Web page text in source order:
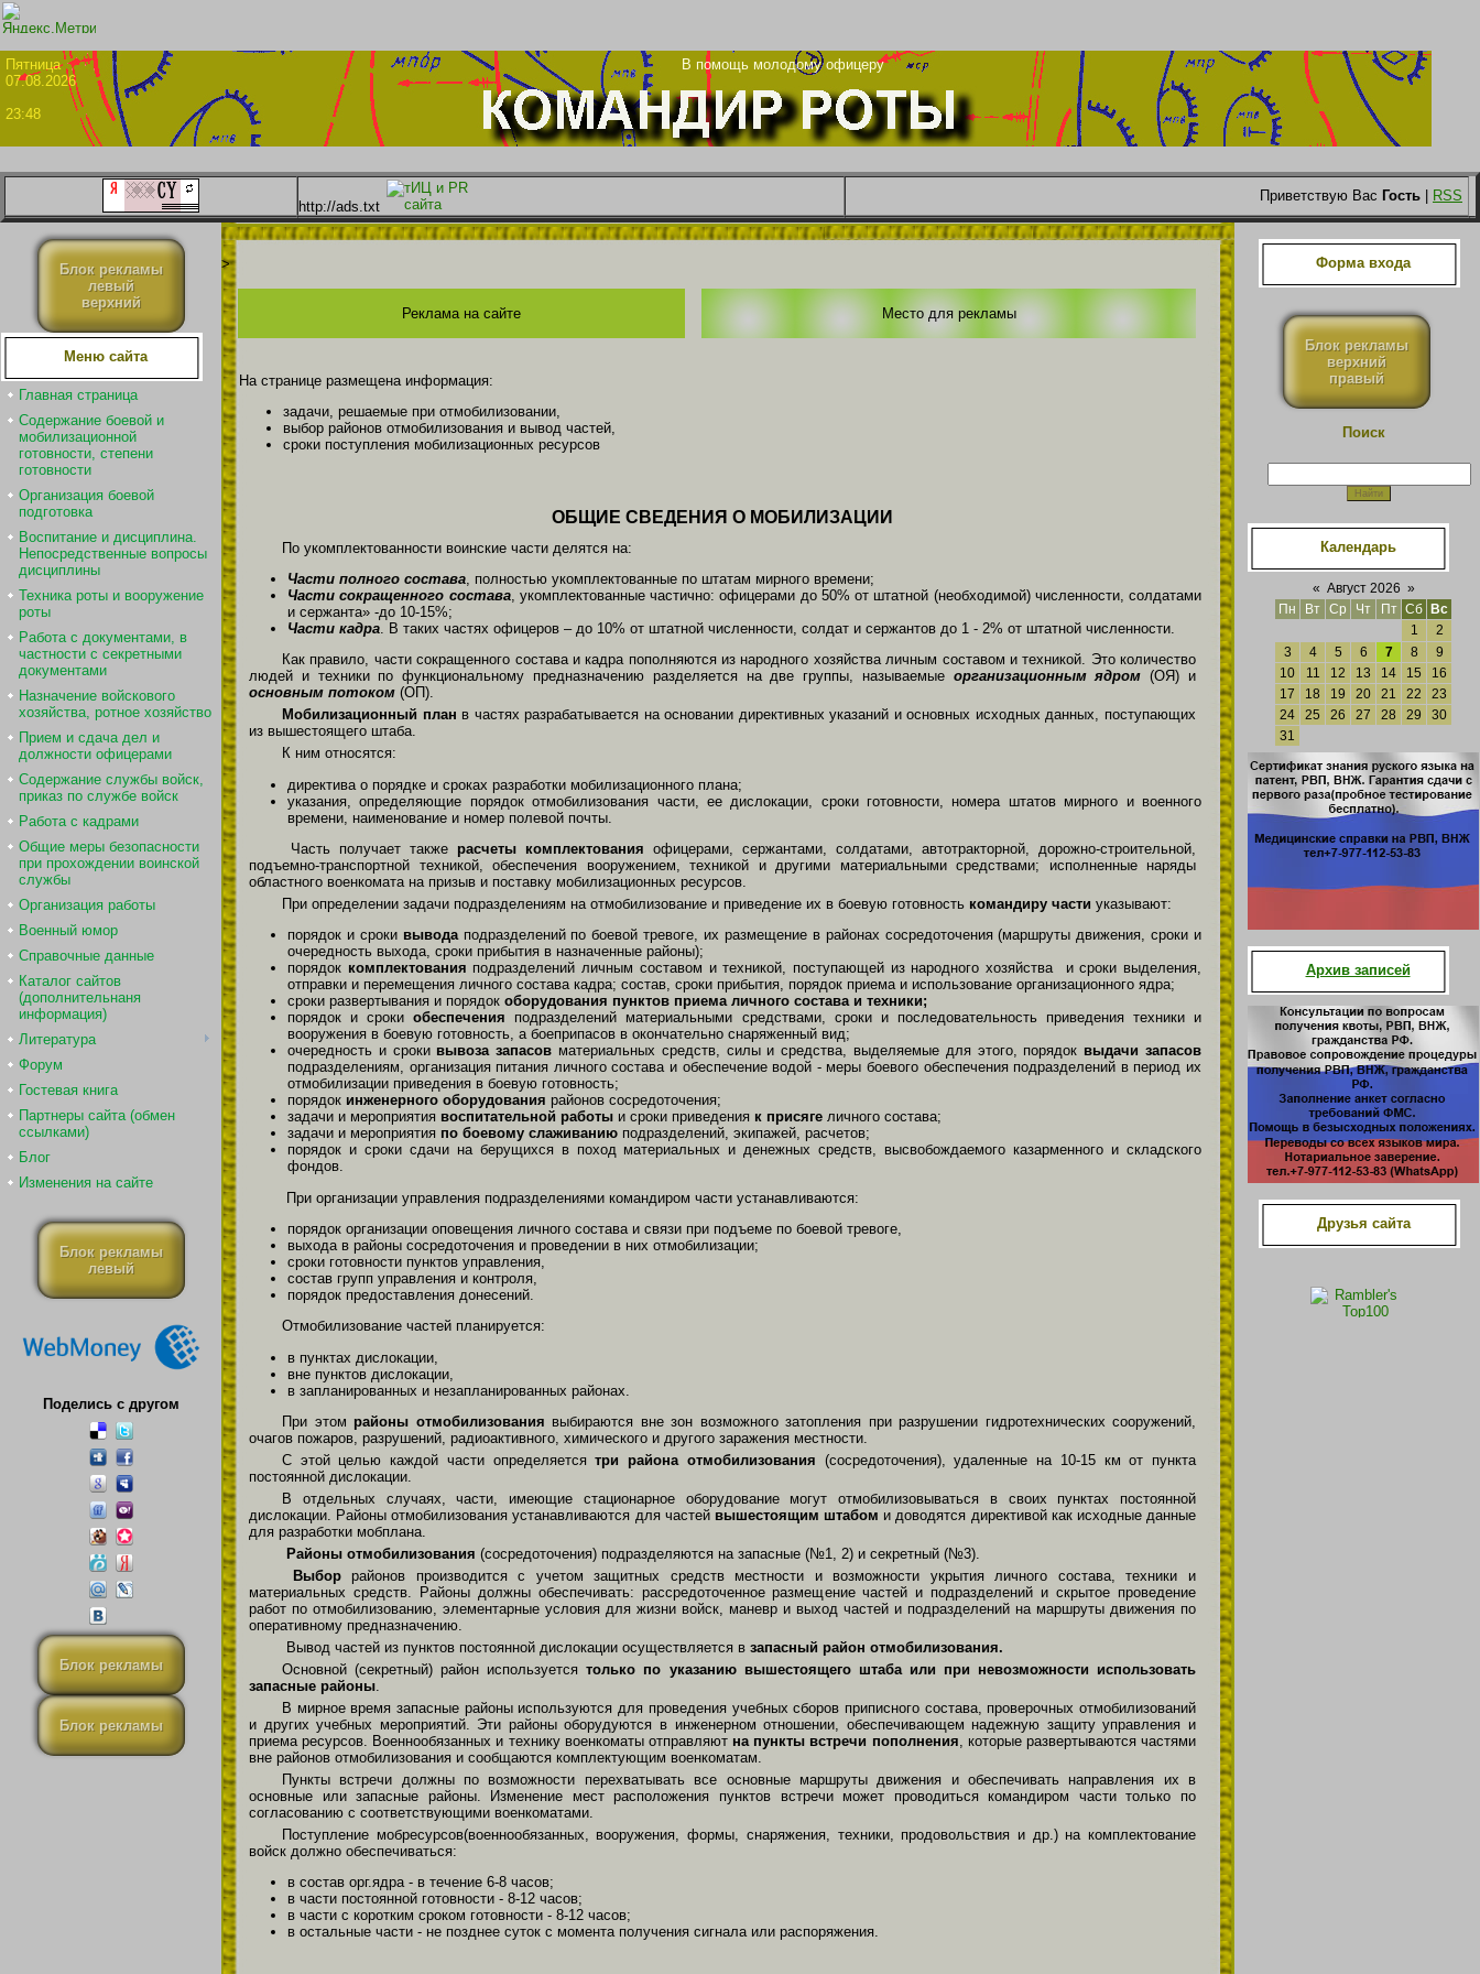
Пятница
В помощь молодому офицеру
07.08.2026
23:48
http://ads.txt
Приветствую Вас Гость RSS
Блок рекламы
левый
верхний
Меню сайта
Главная страница
Содержание боевой и
мобилизационной
готовности, степени
готовности
Организация боевой
подготовка
Воспитание и дисциплина.
Непосредственные вопросы
дисциплины
Техника роты и вооружение
роты
Работа с документами, в
частности с секретными
документами
Назначение войскового
хозяйства, ротное хозяйство
Прием и сдача дел и
должности офицерами
Содержание службы войск,
приказ по службе войск
Работа с кадрами
Общие меры безопасности
при прохождении воинской
службы
Организация работы
Военный юмор
Справочные данные
Каталог сайтов
(дополнительнаня
информация)
Литература
Форум
Гостевая книга
Партнеры сайта (обмен
ссылками)
Блог
Изменения на сайте
Блок рекламы
левый
Поделись с другом
Блок рекламы
Блок рекламы
>
Реклама на сайте Место для рекламы
На странице размещена информация:
задачи, решаемые при отмобилизовании,
выбор районов отмобилизования и вывод частей,
сроки поступления мобилизационных ресурсов
ОБЩИЕ СВЕДЕНИЯ О МОБИЛИЗАЦИИ
По укомплектованности воинские части делятся на:
Части полного состава, полностью укомплектованные по штатам мирного времени;
Части сокращенного состава, укомплектованные частично: офицерами до 50% от штатной (необходимой) численности, солдатами
и сержанта» -до 10-15%;
Части кадра. В таких частях офицеров – до 10% от штатной численности, солдат и сержантов до 1 - 2% от штатной численности.
Как правило, части сокращенного состава и кадра пополняются из народного хозяйства личным составом и техникой. Это количество
людей и техники по функциональному предназначению разделяется на две группы, называемые организационным ядром (ОЯ) и
основным потоком (ОП).
Мобилизационный план в частях разрабатывается на основании директивных указаний и основных исходных данных, поступающих
из вышестоящего штаба.
К ним относятся:
директива о порядке и сроках разработки мобилизационного плана;
указания, определяющие порядок отмобилизования части, ее дислокации, сроки готовности, номера штатов мирного и военного
времени, наименование и номер полевой почты.
Часть получает также расчеты комплектования офицерами, сержантами, солдатами, автотракторной, дорожно-строительной,
подъемно-транспортной техникой, обеспечения вооружением, техникой и другими материальными средствами; исполненные наряды
областного военкомата на призыв и поставку мобилизационных ресурсов.
При определении задачи подразделениям на отмобилизование и приведение их в боевую готовность командиру части указывают:
порядок и сроки выводаподразделений по боевой тревоге, их размещение в районах сосредоточения (маршруты движения, сроки и
очередность выхода, сроки прибытия в назначенные районы);
порядок комплектования подразделений личным составом и техникой, поступающей из народного хозяйства и сроки выделения,
отправки и перемещения личного состава кадра; состав, сроки прибытия, порядок приема и использование организационного ядра;
сроки развертывания и порядок оборудования пунктов приема личного состава и техники;
порядок и срокиобеспечения подразделений материальными средствами, сроки и последовательность приведения техники и
вооружения в боевую готовность, а боеприпасов в окончательно снаряженный вид;
очередность и сроки вывоза запасов материальных средств, силы и средства, выделяемые для этого, порядок выдачи запасов
подразделениям, организация питания личного состава и обеспечение водой - меры боевого обеспечения подразделений в период их
отмобилизации приведения в боевую готовность;
порядок инженерного оборудования районов сосредоточения;
задачи и мероприятия воспитательной работы и сроки приведения к присяге личного состава;
задачи и мероприятия по боевому слаживанию подразделений, экипажей, расчетов;
порядок и сроки сдачи на берущихся в поход материальных и денежных средств, высвобождаемого казарменного и складского
фондов.
При организации управления подразделениями командиром части устанавливаются:
порядок организации оповещения личного состава и связи при подъеме по боевой тревоге,
выхода в районы сосредоточения и проведении в них отмобилизации;
сроки готовности пунктов управления,
состав групп управления и контроля,
порядок предоставления донесений.
Отмобилизование частей планируется:
в пунктах дислокации,
вне пунктов дислокации,
в запланированных и незапланированных районах.
При этом районы отмобилизования выбираются вне зон возможного затопления при разрушении гидротехнических сооружений,
очагов пожаров, разрушений, радиоактивного, химического и другого заражения местности.
С этой целью каждой части определяетсятри района отмобилизования (сосредоточения), удаленные на 10-15 км от пункта
постоянной дислокации.
В отдельных случаях, части, имеющие стационарное оборудование могут отмобилизовываться в своих пунктах постоянной
дислокации. Районы отмобилизования устанавливаются для частей вышестоящим штабом и доводятся директивой как исходные данные
для разработки мобплана.
Районы отмобилизования (сосредоточения) подразделяются на запасные (№1, 2) и секретный (№3).
Выборрайонов производится с учетом защитных средств местности и возможности укрытия личного состава, техники и
материальных средств. Районы должны обеспечивать: рассредоточенное размещение частей и подразделений и скрытое проведение
работ по отмобилизованию, элементарные условия для жизни войск, маневр и выход частей и подразделений на маршруты движения по
оперативному предназначению.
Вывод частей из пунктов постоянной дислокации осуществляется в запасный район отмобилизования.
Основной (секретный) район используетсятолько по указанию вышестоящего штаба или при невозможности использовать
запасные районы.
В мирное время запасные районы используются для проведения учебных сборов приписного состава, проверочных отмобилизований
и других учебных мероприятий. Эти районы оборудуются в инженерном отношении, обеспечивающем надежную защиту управления и
приема ресурсов. Военнообязанных и технику военкоматы отправляют на пункты встречи пополнения, которые развертываются частями
вне районов отмобилизования и сообщаются комплектующим военкоматам.
Пункты встречи должны по возможности перехватывать все основные маршруты движения и обеспечивать направления их в
основные или запасные районы. Изменение мест расположения пунктов встречи может проводиться командиром части только по
согласованию с соответствующими военкоматами.
Поступление мобресурсов(военнообязанных, вооружения, формы, снаряжения, техники, продовольствия и др.) на комплектование
войск должно обеспечиваться:
в состав орг.ядра - в течение 6-8 часов;
в части постоянной готовности - 8-12 часов;
в части с коротким сроком готовности - 8-12 часов;
в остальные части - не позднее суток с момента получения сигнала или распоряжения.
Форма входа
Блок рекламы
верхний
правый
Поиск
Календарь
« Август 2026 »
Пн
Вт Ср Чт Пт Сб
Вс
1
2
3
4 5 6 7 8
9
10
11 12 13 14 15
16
17
18 19 20 21 22
23
24
25 26 27 28 29
30
31
Архив записей
Друзья сайта